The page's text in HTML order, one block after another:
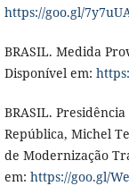
https://goo.gl/
BRASIL. Medida
Disponível em:
BRASIL.
República, Michel
de Modernização
em: https://goo.gl/